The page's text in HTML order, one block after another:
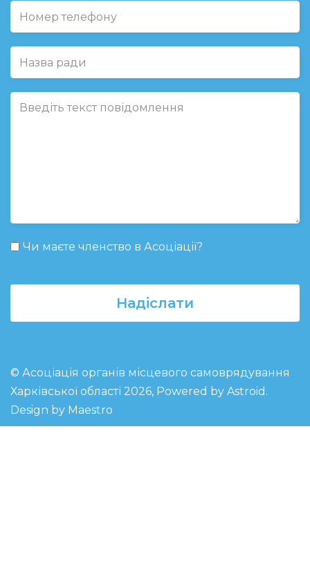
Чи маєте членство в Асоціації?
Надіслати
© Асоціація органів місцевого самоврядування
Харківської області 2026, Powered by Astroid .
Design by Maestro